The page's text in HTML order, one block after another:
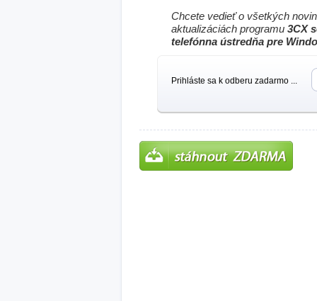
Chcete vedieť o všetkých
aktualizáciách programu 3CX
telefónna ústredňa pre
Prihláste sa k odberu zadarmo ...